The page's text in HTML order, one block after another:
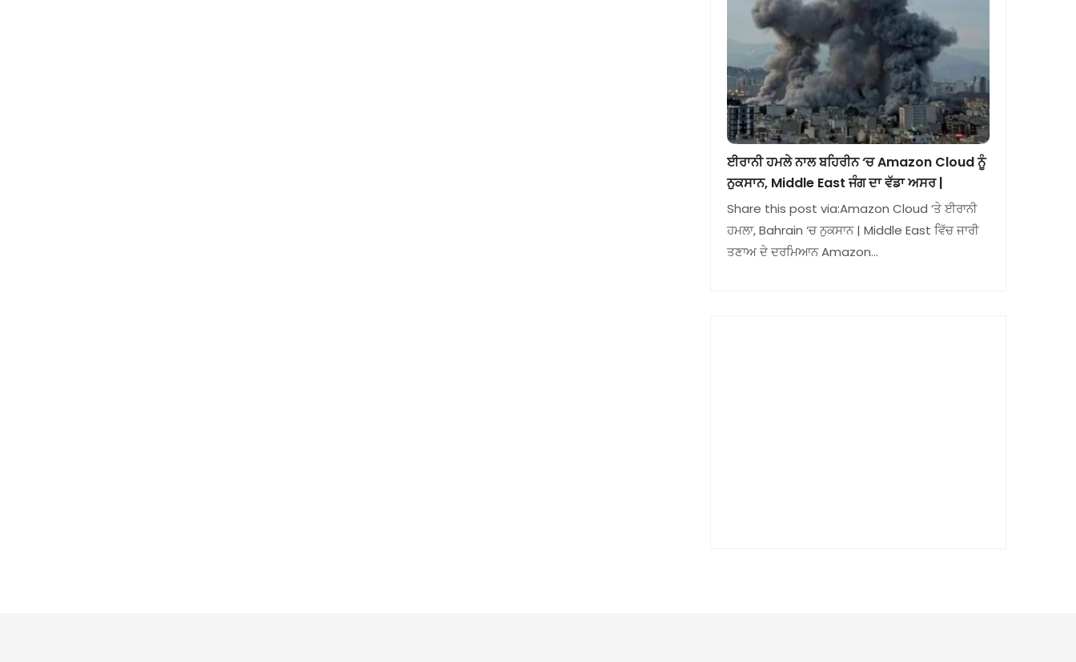
ਈਰਾਨੀ ਹਮਲੇ ਨਾਲ ਬਹਿਰੀਨ ‘ਚ Amazon Cloud ਨੂੰ
ਨੁਕਸਾਨ, Middle East ਜੰਗ ਦਾ ਵੱਡਾ ਅਸਰ |
Share this post via:Amazon Cloud ‘ਤੇ ਈਰਾਨੀ
ਹਮਲਾ, Bahrain ‘ਚ ਨੁਕਸਾਨ | Middle East ਵਿੱਚ ਜਾਰੀ
ਤਣਾਅ ਦੇ ਦਰਮਿਆਨ Amazon…